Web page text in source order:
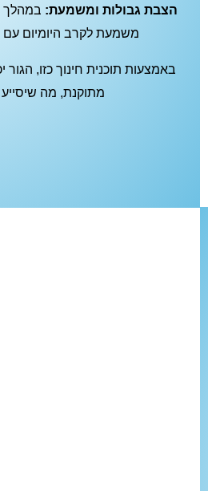
הצבת גבולות ומשמעת: במהלך
משמעת לקרב היומיום עם
באמצעות תוכנית חינוך כזו,
מתוקנת, מה שיסייע